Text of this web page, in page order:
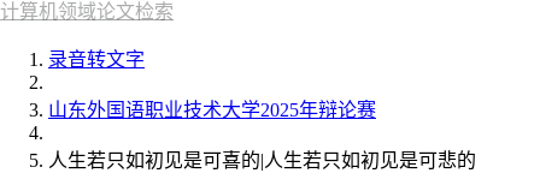
计算机领域论文检索
录音转文字
山东外国语职业技术大学2025年辩论赛
人生若只如初见是可喜的|人生若只如初见是可悲的